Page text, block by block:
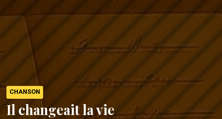
CHANSON
Il changeait la vie